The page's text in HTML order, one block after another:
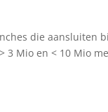
die aansluiten
3 Mio en < 10 Mio